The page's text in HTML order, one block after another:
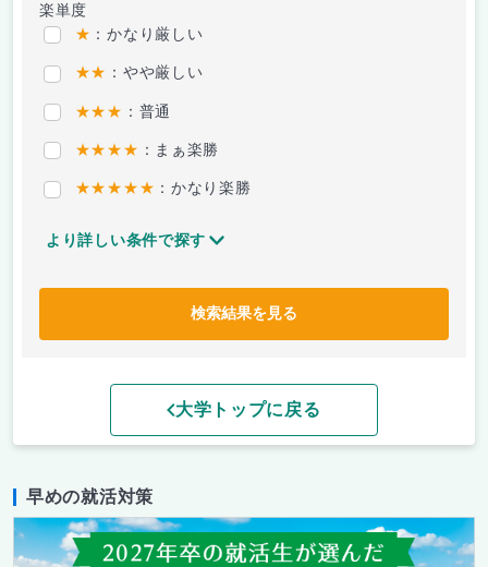
楽単度
★ ：かなり厳しい
★★ ：やや厳しい
★★★ ：普通
★★★★ ：まぁ楽勝
★★★★★ ：かなり楽勝
より詳しい条件で探す
検索結果を見る
大学トップに戻る
早めの就活対策